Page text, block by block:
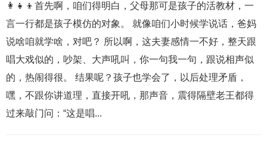
👩‍👧‍👦首先啊，咱们得明白，父母那可是孩子的活教材，一
言一行都是孩子模仿的对象。 就像咱们小时候学说话，爸妈
说啥咱就学啥，对吧？ 所以啊，这夫妻感情一不好，整天跟
唱大戏似的，吵架、大声吼叫，你一句我一句，跟说相声似
的，热闹得很。 结果呢？孩子也学会了，以后处理矛盾，
嘿，不跟你讲道理，直接开吼，那声音，震得隔壁老王都得
过来敲门问：“这是唱...